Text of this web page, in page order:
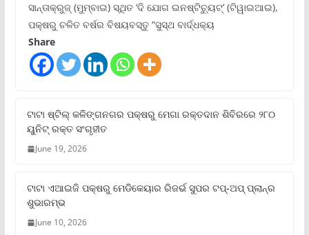
ସାନ୍ତାକ୍ରୁଜ୍ (ମୁମ୍ବାଇ) ସ୍ଥିତ ‘ଦି ଯୋଗ ଇନଷ୍ଟିଚ୍ୟୁଟ୍‌’ (ଟିୱାଇଆଇ),
ପକ୍ଷରୁ ଚଳିତ ବର୍ଷର ବିଷୟବସ୍ତୁ “ସୁସ୍ଥ ବାର୍ଦ୍ଧକ୍ୟ
Share
ଟାଟା ଷ୍ଟିଲ୍‌ କଳିଙ୍ଗନଗର ପକ୍ଷରୁ ମେଗା ରକ୍ତଦାନ ଶିବିରରେ ୨୮୦
ୟୁନିଟ୍‌ ରକ୍ତ ସଂଗୃହୀତ
June 19, 2026
ଟାଟା ଏଆଇଜି ପକ୍ଷରୁ ମେଡିକେୟାର ରିଜର୍ଭ ସୁପର ଟପ୍‌-ଅପ୍ ପ୍ଲାନ୍‌ର
ଶୁଭାରମ୍ଭ
June 10, 2026